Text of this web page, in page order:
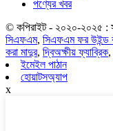
পণ্যের খবর
© কপিরাইট - ২০২০-২০২৫ :
সিএফএম, সিএফএম ফর উইন্ড
করা মাদুর, দ্বিঅক্ষীয় ফ্যাব্রিক,
ইমেইল পাঠান
হোয়াটসঅ্যাপ
x